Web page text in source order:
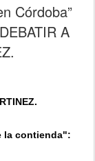
Córdoba”
A
la contienda":